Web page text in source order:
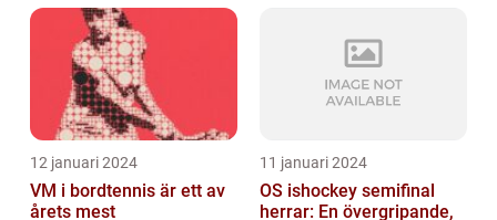
12 januari 2024
VM i bordtennis är ett av
årets mest
11 januari 2024
OS ishockey semifinal
herrar: En övergripande,